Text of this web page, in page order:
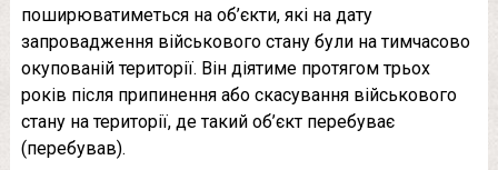
поширюватиметься на об’єкти, які на дату
запровадження військового стану були на тимчасово
окупованій території. Він діятиме протягом трьох
років після припинення або скасування військового
стану на території, де такий об’єкт перебуває
(перебував).